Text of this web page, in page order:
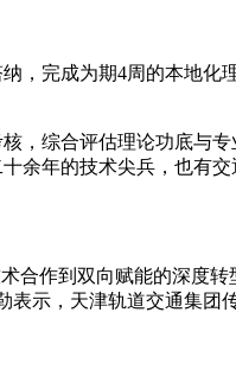
，完成为期4周的本地化
，综合评估理论功底与
余年的技术尖兵，也有
合作到双向赋能的深度转
示，天津轨道交通集